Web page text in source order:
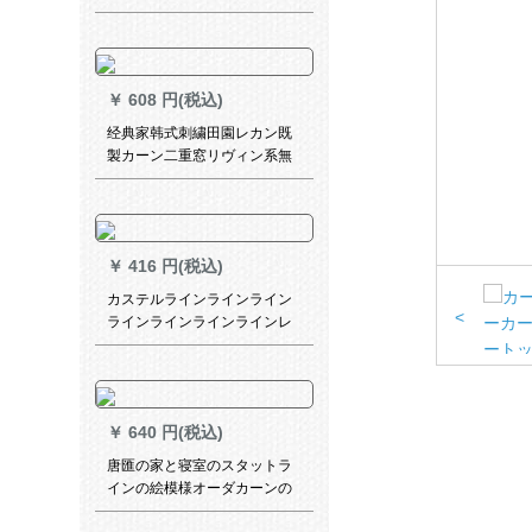
トを付けます。テルラインの
メジャーの金双轨トラックで
ある。
￥ 608 円(税込)
经典家韩式刺繍田園レカン既
製カーン二重窓リヴィン系無
の完全遮光布紫布刺繍紗二重
ーズアップ
￥ 416 円(税込)
カステルラインラインライン
ラインラインラインラインレ
アル家厚手アルミンモノレン
ラインラインラインラインラ
インラインラインラインライ
ンラインラインアップアップ
アップしますか？
￥ 640 円(税込)
唐匯の家と寝室のスタットラ
インの絵模様オーダカーンの
個性的なテ－ン写真プロ写真
<